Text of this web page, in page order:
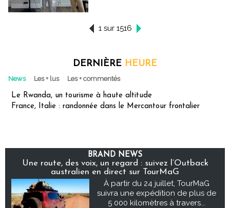
1 sur 1516
DERNIÈRE HEURE
News Les + lus Les + commentés
Le Rwanda, un tourisme à haute altitude
France, Italie : randonnée dans le Mercantour frontalier
BRAND NEWS
Une route, des voix, un regard : suivez l’Outback
australien en direct sur TourMaG
À partir du 24 juillet, TourMaG
suivra une expédition de plus de
5 000 kilomètres à travers...